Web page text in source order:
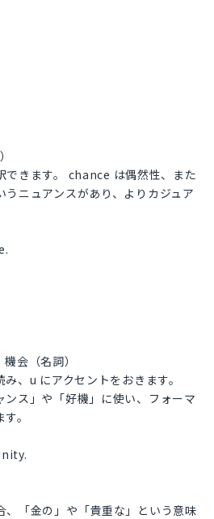
できます。 chance は偶然性、また
うニュアンスがあり、よりカジュア
会（名詞）
、u にアクセントをおきます。
ンス」や「好機」に使い、フォーマ
。
、「金の」や「貴重な」という意味